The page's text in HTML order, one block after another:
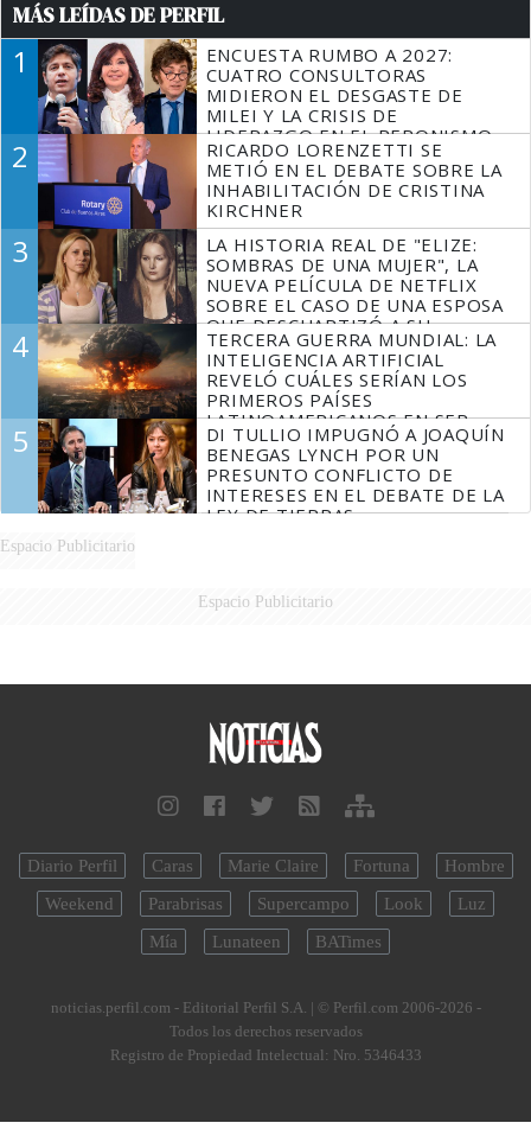
MÁS LEÍDAS DE PERFIL
1
ENCUESTA RUMBO A 2027:
CUATRO CONSULTORAS
MIDIERON EL DESGASTE DE
MILEI Y LA CRISIS DE
LIDERAZGO EN EL PERONISMO
2
RICARDO LORENZETTI SE
METIÓ EN EL DEBATE SOBRE LA
INHABILITACIÓN DE CRISTINA
KIRCHNER
3
LA HISTORIA REAL DE "ELIZE:
SOMBRAS DE UNA MUJER", LA
NUEVA PELÍCULA DE NETFLIX
SOBRE EL CASO DE UNA ESPOSA
QUE DESCUARTIZÓ A SU
MARIDO
4
TERCERA GUERRA MUNDIAL: LA
INTELIGENCIA ARTIFICIAL
REVELÓ CUÁLES SERÍAN LOS
PRIMEROS PAÍSES
LATINOAMERICANOS EN SER
DERROTADOS
5
DI TULLIO IMPUGNÓ A JOAQUÍN
BENEGAS LYNCH POR UN
PRESUNTO CONFLICTO DE
INTERESES EN EL DEBATE DE LA
LEY DE TIERRAS
Espacio Publicitario
Espacio Publicitario
Diario Perfil Caras Marie Claire Fortuna
Hombre
Weekend
Parabrisas Supercampo Look
Luz
Mía
Lunateen BATimes
noticias.perfil.com - Editorial Perfil S.A. | © Perfil.com 2006-2026 -
Todos los derechos reservados
Registro de Propiedad Intelectual: Nro. 5346433